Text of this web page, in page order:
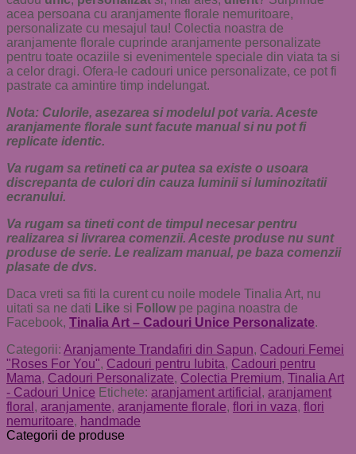
acea persoana cu aranjamente florale nemuritoare,
personalizate cu mesajul tau! Colectia noastra de
aranjamente florale cuprinde aranjamente personalizate
pentru toate ocaziile si evenimentele speciale din viata ta si
a celor dragi. Ofera-le cadouri unice personalizate, ce pot fi
pastrate ca amintire timp indelungat.
Nota: Culorile, asezarea si modelul pot varia. Aceste
aranjamente florale sunt facute manual si nu pot fi
replicate identic.
Va rugam sa retineti ca ar putea sa existe o usoara
discrepanta de culori din cauza luminii si luminozitatii
ecranului.
Va rugam sa tineti cont de timpul necesar pentru
realizarea si livrarea comenzii. Aceste produse nu sunt
produse de serie. Le realizam manual, pe baza comenzii
plasate de dvs.
Daca vreti sa fiti la curent cu noile modele Tinalia Art, nu
uitati sa ne dati Like si Followpe pagina noastra de
Facebook, Tinalia Art – Cadouri Unice Personalizate.
Categorii: Aranjamente Trandafiri din Sapun, Cadouri Femei
"Roses For You", Cadouri pentru Iubita, Cadouri pentru
Mama, Cadouri Personalizate, Colectia Premium, Tinalia Art
- Cadouri Unice Etichete: aranjament artificial , aranjament
floral , aranjamente, aranjamente florale, flori in vaza, flori
nemuritoare, handmade
Categorii de produse